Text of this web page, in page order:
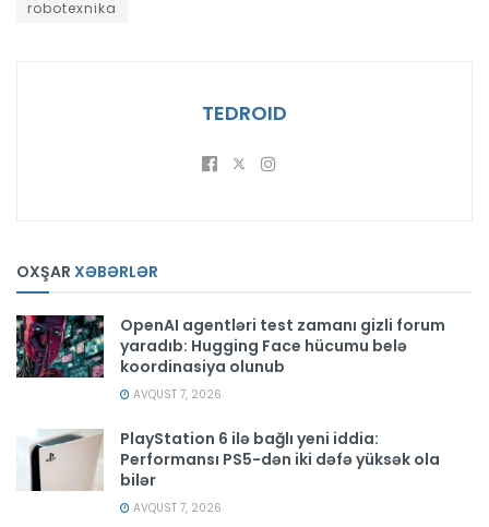
robotexnika
TEDROID
OXŞAR XƏBƏRLƏR
OpenAI agentləri test zamanı gizli forum
yaradıb: Hugging Face hücumu belə
koordinasiya olunub
AVQUST 7, 2026
PlayStation 6 ilə bağlı yeni iddia:
Performansı PS5-dən iki dəfə yüksək ola
bilər
AVQUST 7, 2026